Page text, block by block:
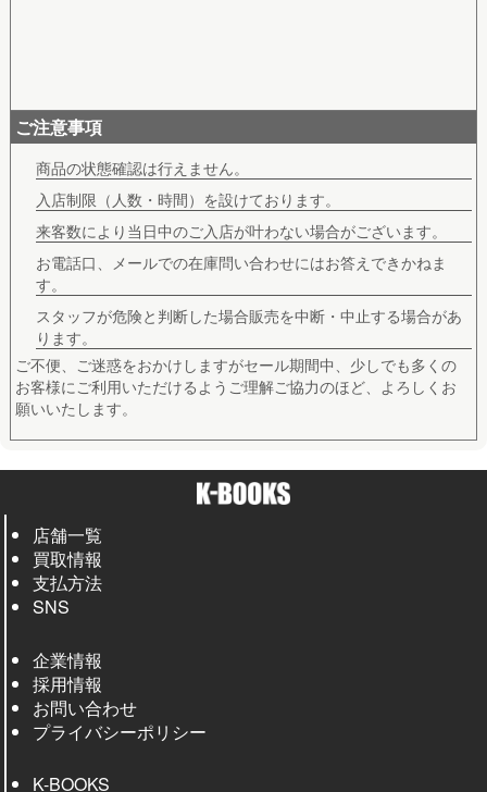
ご注意事項
商品の状態確認は行えません。
入店制限（人数・時間）を設けております。
来客数により当日中のご入店が叶わない場合がございます。
お電話口、メールでの在庫問い合わせにはお答えできかねま
す。
スタッフが危険と判断した場合販売を中断・中止する場合があ
ります。
ご不便、ご迷惑をおかけしますがセール期間中、少しでも多くの
お客様にご利用いただけるようご理解ご協力のほど、よろしくお
願いいたします。
店舗一覧
買取情報
支払方法
SNS
企業情報
採用情報
お問い合わせ
プライバシーポリシー
K-BOOKS